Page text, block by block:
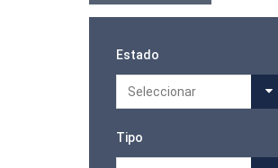
Estado
Seleccionar
Tipo